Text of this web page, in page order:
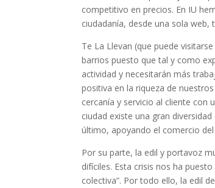
competitivo en precios. En IU
ciudadanía, desde una sola web,
Te La Llevan (que puede
barrios puesto que tal y como
actividad y necesitarán más
positiva en la riqueza de
cercanía y servicio al cliente con
ciudad existe una gran
último, apoyando el comercio
Por su parte, la edil y portavoz
difíciles. Esta crisis nos ha
colectiva”. Por todo ello, la edil